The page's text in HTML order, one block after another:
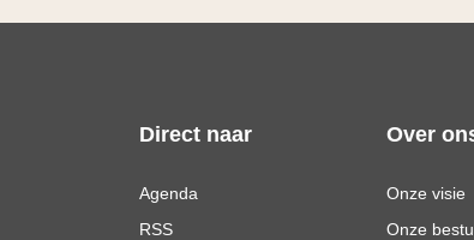
Direct naar
Agenda
RSS
Over
Onze visie
Onze